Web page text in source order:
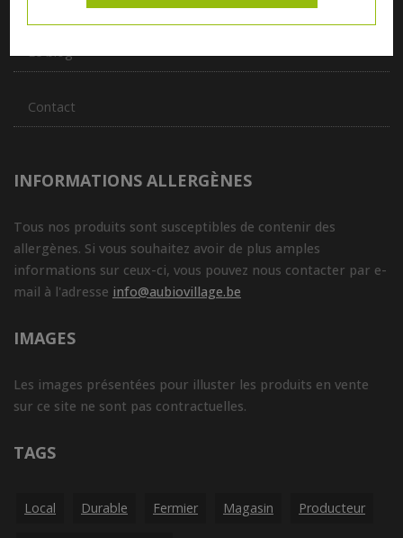
Le blog
Contact
INFORMATIONS ALLERGÈNES
Tous nos produits sont susceptibles de contenir des
allergènes. Si vous souhaitez avoir de plus amples
informations sur ceux-ci, vous pouvez nous contacter par e-
mail à l'adresse info@aubiovillage.be
IMAGES
Les images présentées pour illuster les produits en vente
sur ce site ne sont pas contractuelles.
TAGS
Local Durable Fermier Magasin Producteur